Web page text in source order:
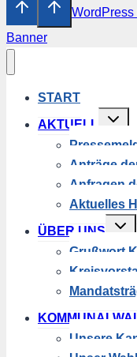
Banner
START
AKTUELL
Anträge
Anfragen
Aktuelles
ÜBER UNS
Grußwort
Unsere